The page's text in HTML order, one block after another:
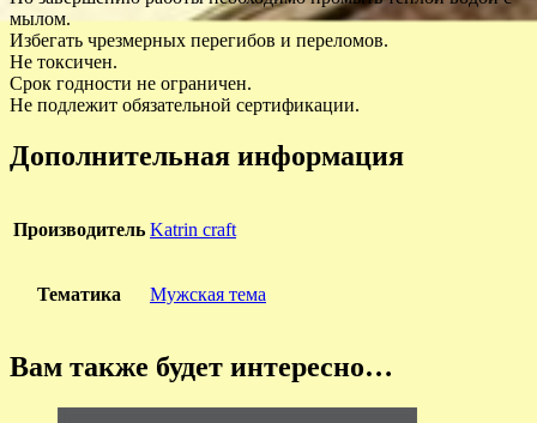
мылом.
Избегать чрезмерных перегибов и переломов.
Не токсичен.
Срок годности не ограничен.
Не подлежит обязательной сертификации.
Дополнительная информация
Производитель Katrin craft
Тематика Мужская тема
Вам также будет интересно…